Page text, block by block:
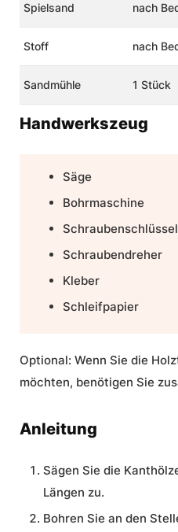
Spielsand nach
Stoff nach
Sandmühle 1 Stück
Handwerkszeug
Säge
Bohrmaschine
Schraubenschlüssel
Schraubendreher
Kleber
Schleifpapier
Optional: Wenn Sie die
möchten, benötigen Sie
Anleitung
Sägen Sie die
Längen zu.
Bohren Sie an den